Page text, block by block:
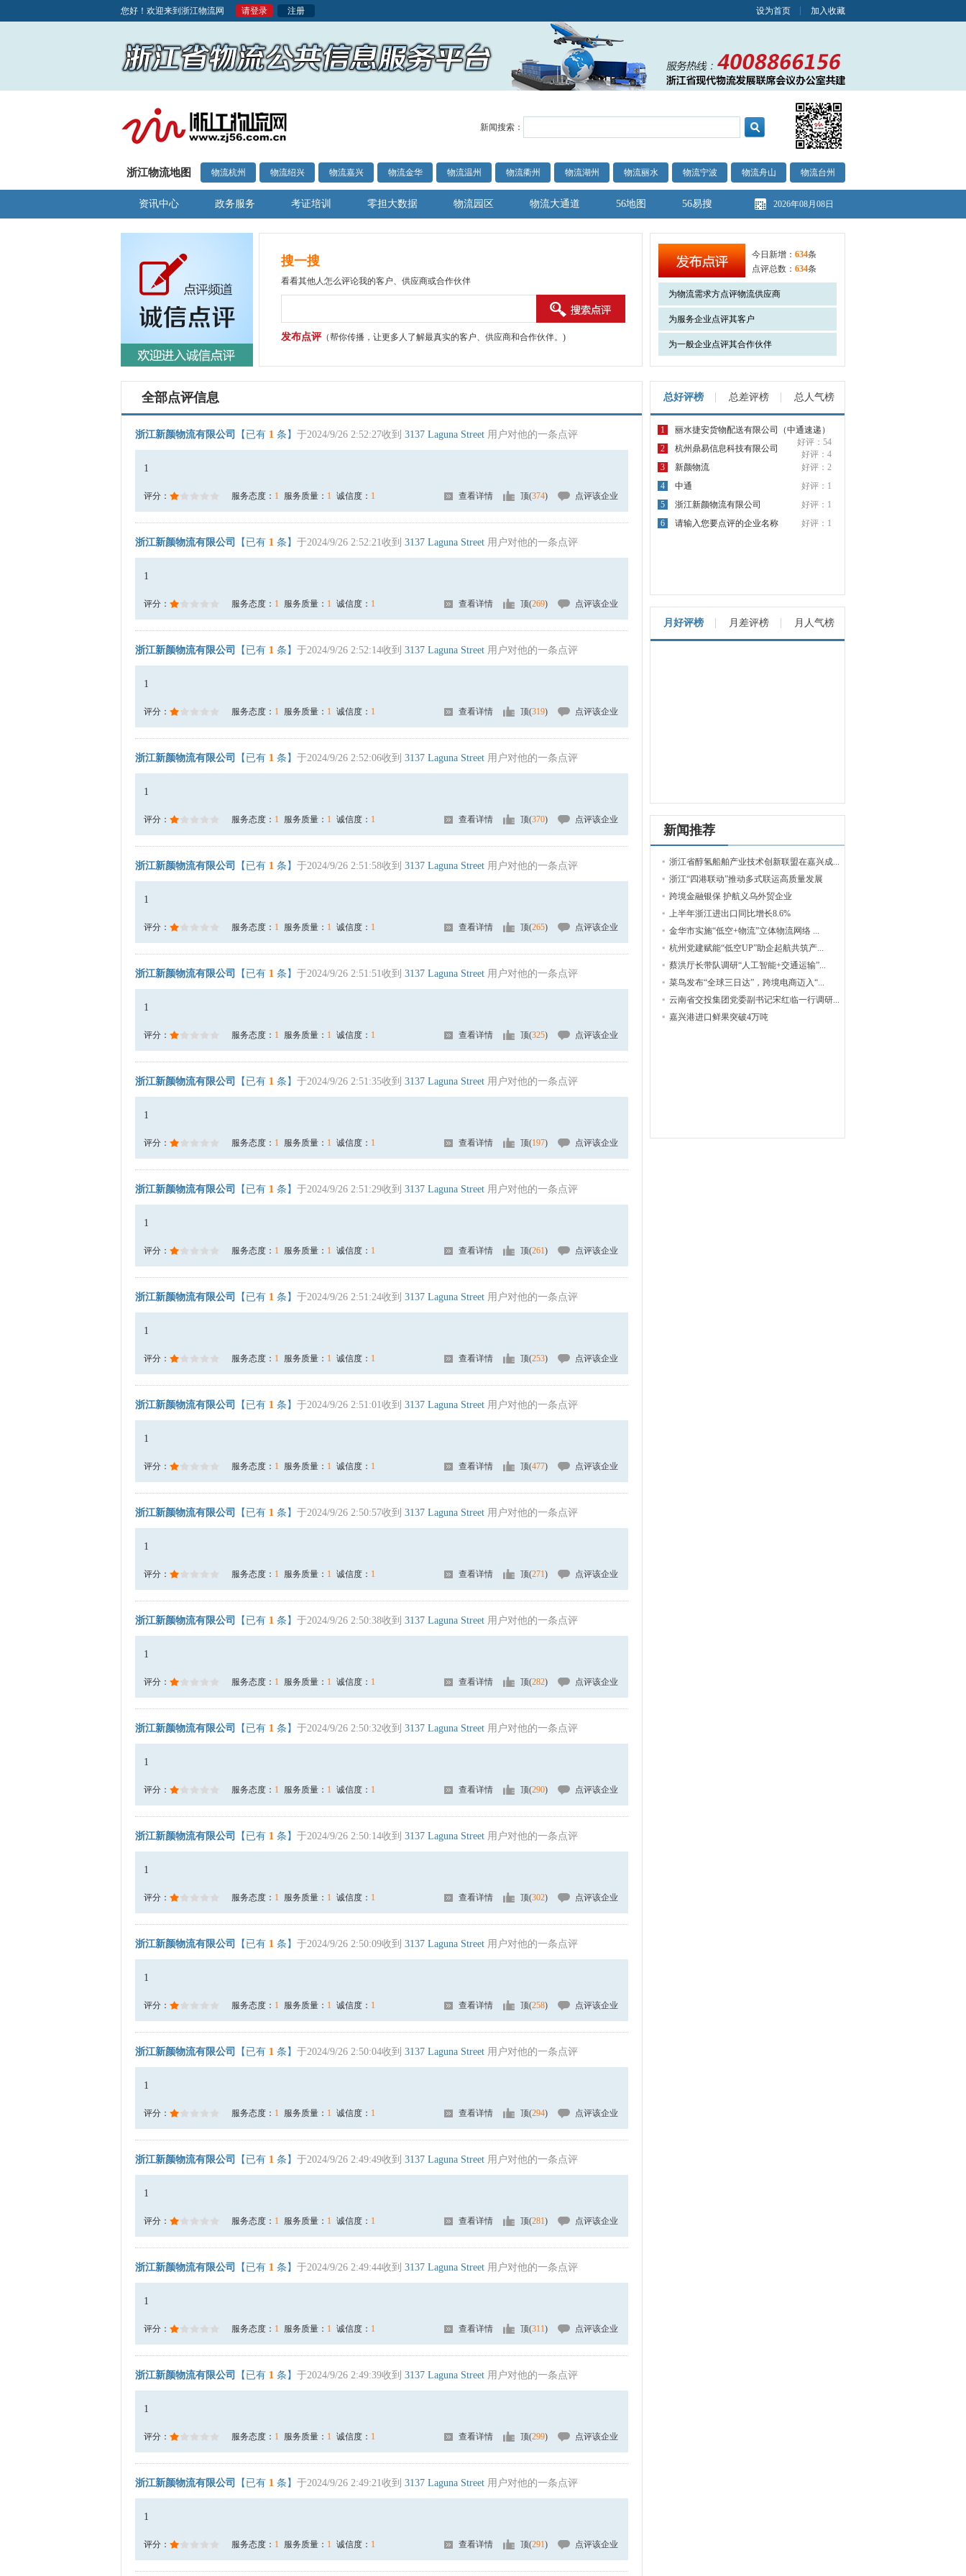
您好！欢迎来到浙江物流网 请登录 注册 设为首页 加入收藏
新闻搜索：
浙江物流地图 物流杭州 物流绍兴 物流嘉兴 物流金华 物流温州 物流衢州 物流湖州 物流丽水 物流宁波 物流舟山 物流台州
资讯中心 政务服务 考证培训 零担大数据 物流园区 物流大通道 56地图 56易搜 2026年08月08日
搜一搜
看看其他人怎么评论我的客户、供应商或合作伙伴
发布点评（帮你传播，让更多人了解最真实的客户、供应商和合作伙伴。)
今日新增： 634条
点评总数： 634条
为物流需求方点评物流供应商
为服务企业点评其客户
为一般企业点评其合作伙伴
全部点评信息
浙江新颜物流有限公司 【已有 1 条】 于2024/9/26 2:52:27收到 3137 Laguna Street 用户对他的一条点评
1
评分： 服务态度： 1 服务质量： 1 诚信度： 1 查看详情 顶(374) 点评该企业
浙江新颜物流有限公司 【已有 1 条】 于2024/9/26 2:52:21收到 3137 Laguna Street 用户对他的一条点评
1
评分： 服务态度： 1 服务质量： 1 诚信度： 1 查看详情 顶(269) 点评该企业
浙江新颜物流有限公司 【已有 1 条】 于2024/9/26 2:52:14收到 3137 Laguna Street 用户对他的一条点评
1
评分： 服务态度： 1 服务质量： 1 诚信度： 1 查看详情 顶(319) 点评该企业
浙江新颜物流有限公司 【已有 1 条】 于2024/9/26 2:52:06收到 3137 Laguna Street 用户对他的一条点评
1
评分： 服务态度： 1 服务质量： 1 诚信度： 1 查看详情 顶(370) 点评该企业
浙江新颜物流有限公司 【已有 1 条】 于2024/9/26 2:51:58收到 3137 Laguna Street 用户对他的一条点评
1
评分： 服务态度： 1 服务质量： 1 诚信度： 1 查看详情 顶(265) 点评该企业
浙江新颜物流有限公司 【已有 1 条】 于2024/9/26 2:51:51收到 3137 Laguna Street 用户对他的一条点评
1
评分： 服务态度： 1 服务质量： 1 诚信度： 1 查看详情 顶(325) 点评该企业
浙江新颜物流有限公司 【已有 1 条】 于2024/9/26 2:51:35收到 3137 Laguna Street 用户对他的一条点评
1
评分： 服务态度： 1 服务质量： 1 诚信度： 1 查看详情 顶(197) 点评该企业
浙江新颜物流有限公司 【已有 1 条】 于2024/9/26 2:51:29收到 3137 Laguna Street 用户对他的一条点评
1
评分： 服务态度： 1 服务质量： 1 诚信度： 1 查看详情 顶(261) 点评该企业
浙江新颜物流有限公司 【已有 1 条】 于2024/9/26 2:51:24收到 3137 Laguna Street 用户对他的一条点评
1
评分： 服务态度： 1 服务质量： 1 诚信度： 1 查看详情 顶(253) 点评该企业
浙江新颜物流有限公司 【已有 1 条】 于2024/9/26 2:51:01收到 3137 Laguna Street 用户对他的一条点评
1
评分： 服务态度： 1 服务质量： 1 诚信度： 1 查看详情 顶(477) 点评该企业
浙江新颜物流有限公司 【已有 1 条】 于2024/9/26 2:50:57收到 3137 Laguna Street 用户对他的一条点评
1
评分： 服务态度： 1 服务质量： 1 诚信度： 1 查看详情 顶(271) 点评该企业
浙江新颜物流有限公司 【已有 1 条】 于2024/9/26 2:50:38收到 3137 Laguna Street 用户对他的一条点评
1
评分： 服务态度： 1 服务质量： 1 诚信度： 1 查看详情 顶(282) 点评该企业
浙江新颜物流有限公司 【已有 1 条】 于2024/9/26 2:50:32收到 3137 Laguna Street 用户对他的一条点评
1
评分： 服务态度： 1 服务质量： 1 诚信度： 1 查看详情 顶(290) 点评该企业
浙江新颜物流有限公司 【已有 1 条】 于2024/9/26 2:50:14收到 3137 Laguna Street 用户对他的一条点评
1
评分： 服务态度： 1 服务质量： 1 诚信度： 1 查看详情 顶(302) 点评该企业
浙江新颜物流有限公司 【已有 1 条】 于2024/9/26 2:50:09收到 3137 Laguna Street 用户对他的一条点评
1
评分： 服务态度： 1 服务质量： 1 诚信度： 1 查看详情 顶(258) 点评该企业
浙江新颜物流有限公司 【已有 1 条】 于2024/9/26 2:50:04收到 3137 Laguna Street 用户对他的一条点评
1
评分： 服务态度： 1 服务质量： 1 诚信度： 1 查看详情 顶(294) 点评该企业
浙江新颜物流有限公司 【已有 1 条】 于2024/9/26 2:49:49收到 3137 Laguna Street 用户对他的一条点评
1
评分： 服务态度： 1 服务质量： 1 诚信度： 1 查看详情 顶(281) 点评该企业
浙江新颜物流有限公司 【已有 1 条】 于2024/9/26 2:49:44收到 3137 Laguna Street 用户对他的一条点评
1
评分： 服务态度： 1 服务质量： 1 诚信度： 1 查看详情 顶(311) 点评该企业
浙江新颜物流有限公司 【已有 1 条】 于2024/9/26 2:49:39收到 3137 Laguna Street 用户对他的一条点评
1
评分： 服务态度： 1 服务质量： 1 诚信度： 1 查看详情 顶(299) 点评该企业
浙江新颜物流有限公司 【已有 1 条】 于2024/9/26 2:49:21收到 3137 Laguna Street 用户对他的一条点评
1
评分： 服务态度： 1 服务质量： 1 诚信度： 1 查看详情 顶(291) 点评该企业
总好评榜 总差评榜 总人气榜
1
丽水捷安货物配送有限公司（中通速递）
好评：54
2 杭州鼎易信息科技有限公司
好评：4
3
新颜物流
好评：2
4
中通
好评：1
5
浙江新颜物流有限公司
好评：1
6
请输入您要点评的企业名称 好评：1
月好评榜 月差评榜 月人气榜
新闻推荐
浙江省醇氢船舶产业技术创新联盟在嘉兴成...
浙江“四港联动”推动多式联运高质量发展
跨境金融银保 护航义乌外贸企业
上半年浙江进出口同比增长8.6%
金华市实施“低空+物流”立体物流网络 ...
杭州党建赋能“低空UP”助企起航共筑产...
蔡洪厅长带队调研“人工智能+交通运输”...
菜鸟发布“全球三日达”，跨境电商迈入“...
云南省交投集团党委副书记宋红临一行调研...
嘉兴港进口鲜果突破4万吨